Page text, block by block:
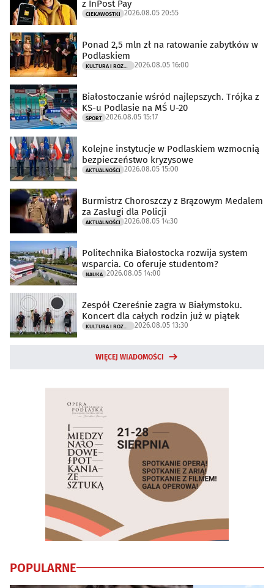
z InPost Pay
CIEKAWOSTKI 2026.08.05 20:55
Ponad 2,5 mln zł na ratowanie zabytków w
Podlaskiem
KULTURA I ROZRYWKA 2026.08.05 16:00
Białostoczanie wśród najlepszych. Trójka z
KS-u Podlasie na MŚ U-20
SPORT 2026.08.05 15:17
Kolejne instytucje w Podlaskiem wzmocnią
bezpieczeństwo kryzysowe
AKTUALNOŚCI 2026.08.05 15:00
Burmistrz Choroszczy z Brązowym Medalem
za Zasługi dla Policji
AKTUALNOŚCI 2026.08.05 14:30
Politechnika Białostocka rozwija system
wsparcia. Co oferuje studentom?
NAUKA 2026.08.05 14:00
Zespół Czereśnie zagra w Białymstoku.
Koncert dla całych rodzin już w piątek
KULTURA I ROZRYWKA 2026.08.05 13:30
WIĘCEJ WIADOMOŚCI
POPULARNE